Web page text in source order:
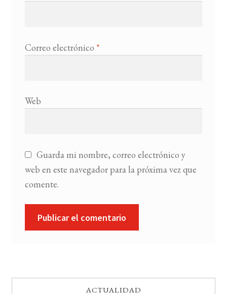
Correo electrónico *
Web
Guarda mi nombre, correo electrónico y
web en este navegador para la próxima vez que
comente.
ACTUALIDAD